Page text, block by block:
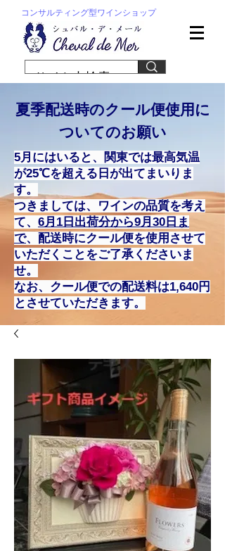
コンサルティング型ワインショップ
夏季配送時のクール便使用に
ついてのお願い
5月にはいると、関東では最高気温
が25℃を超える日が出てまいりま
す。
つきましては、ワインの品質を考え
て、 6月1日​出荷分から9月30日ま
で、配送時にクール便を使用させて
いただくことをご了承くださいま
せ。
なお、クール便での配送料は1,640円
とさせていただきます。